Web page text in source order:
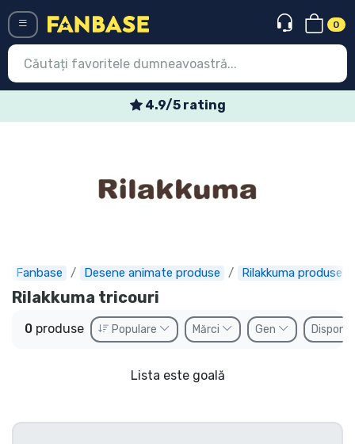
0
4.9/5 rating
Fanbase Desene animate produse Rilakkuma produse
Rilakkuma tricouri
0 produse Populare Mărci Gen
Lista este goală
Precomenzi
Outlet produse